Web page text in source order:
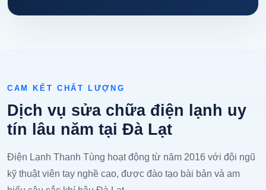
CAM KẾT CHẤT LƯỢNG
Dịch vụ sửa chữa điện lạnh uy
tín lâu năm tại Đà Lạt
Điện Lạnh Thanh Tùng hoạt động từ năm 2016 với đội ngũ
kỹ thuật viên tay nghề cao, được đào tạo bài bản và am